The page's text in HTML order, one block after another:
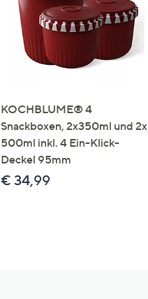
KOCHBLUME® 4
Snackboxen, 2x350ml und 2x
500ml inkl. 4 Ein-Klick-
Deckel 95mm
€ 34,99